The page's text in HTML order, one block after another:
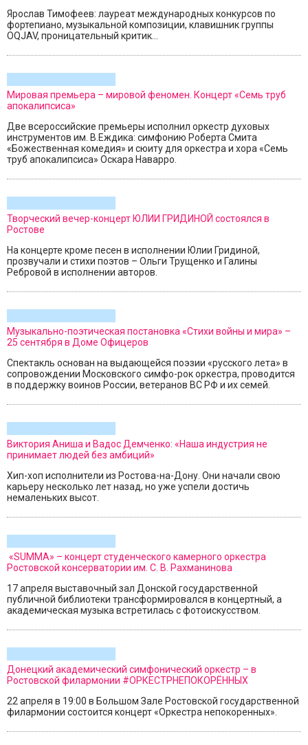
Ярослав Тимофеев: лауреат международных конкурсов по
фортепиано, музыкальной композиции, клавишник группы
OQJAV, проницательный критик...
Мировая премьера – мировой феномен. Концерт «Семь труб
апокалипсиса»
Две всероссийские премьеры исполнил оркестр духовых
инструментов им. В.Еждика: симфонию Роберта Смита
«Божественная комедия» и сюиту для оркестра и хора «Семь
труб апокалипсиса» Оскара Наварро.
Творческий вечер-концерт ЮЛИИ ГРИДИНОЙ состоялся в
Ростове
На концерте кроме песен в исполнении Юлии Гридиной,
прозвучали и стихи поэтов – Ольги Трущенко и Галины
Ребровой в исполнении авторов.
Музыкально-поэтическая постановка «Стихи войны и мира» –
25 сентября в Доме Офицеров
Спектакль основан на выдающейся поэзии «русского лета» в
сопровождении Московского симфо-рок оркестра, проводится
в поддержку воинов России, ветеранов ВС РФ и их семей.
Виктория Аниша и Вадос Демченко: «Наша индустрия не
принимает людей без амбиций»
Хип-хоп исполнители из Ростова-на-Дону. Они начали свою
карьеру несколько лет назад, но уже успели достичь
немаленьких высот.
«SUMMA» – концерт студенческого камерного оркестра
Ростовской консерватории им. С. В. Рахманинова
17 апреля выставочный зал Донской государственной
публичной библиотеки трансформировался в концертный, а
академическая музыка встретилась с фотоискусством.
Донецкий академический симфонический оркестр – в
Ростовской филармонии #ОРКЕСТРНЕПОКОРЁННЫХ
22 апреля в 19:00 в Большом Зале Ростовской государственной
филармонии состоится концерт «Оркестра непокоренных».